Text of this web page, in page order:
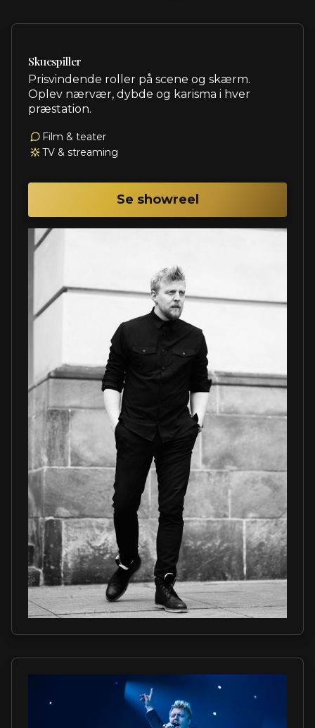
Skuespiller
Prisvindende roller på scene og skærm.
Oplev nærvær, dybde og karisma i hver
præstation.
Film & teater
TV & streaming
Se showreel